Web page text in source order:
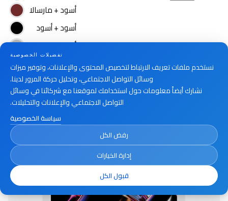
أسود + مارسالا
أسود + أسود
أبيض + فضي
تفضيلات الخصوصية
نستخدم ملفات تعريف الارتباط لتخصيص المحتوى والإعلانات، وتوفير ميزات
وسائل التواصل الاجتماعي، وتحليل حركة المرور لدينا.
نشارك أيضاً معلومات حول استخدامك لموقعنا مع شركائنا في وسائل
التواصل الاجتماعي والإعلانات والتحليلات.
سياسة الخصوصية
رفض الكل
إدارة الخيارات
قبول الكل